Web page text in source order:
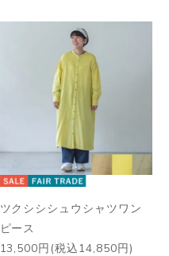
ツクシシシュウシャツワン
ピース
13,500円(税込14,850円)